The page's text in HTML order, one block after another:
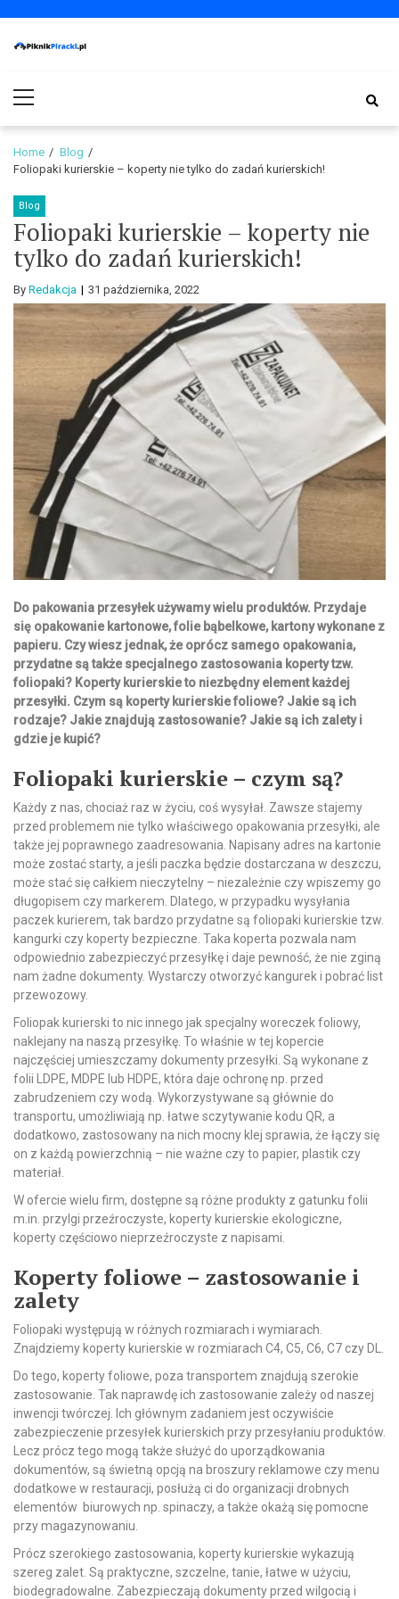
navigation
content
Menu
Home
Blog
Foliopaki kurierskie – koperty nie tylko do zadań kurierskich!
Blog
Foliopaki kurierskie – koperty nie
tylko do zadań kurierskich!
By Redakcja 31 października, 2022
Do pakowania przesyłek używamy wielu produktów. Przydaje
się opakowanie kartonowe, folie bąbelkowe, kartony wykonane z
papieru. Czy wiesz jednak, że oprócz samego opakowania,
przydatne są także specjalnego zastosowania koperty tzw.
foliopaki? Koperty kurierskie to niezbędny element każdej
przesyłki. Czym są koperty kurierskie foliowe? Jakie są ich
rodzaje? Jakie znajdują zastosowanie? Jakie są ich zalety i
gdzie je kupić?
Foliopaki kurierskie – czym są?
Każdy z nas, chociaż raz w życiu, coś wysyłał. Zawsze stajemy
przed problemem nie tylko właściwego opakowania przesyłki, ale
także jej poprawnego zaadresowania. Napisany adres na kartonie
może zostać starty, a jeśli paczka będzie dostarczana w deszczu,
może stać się całkiem nieczytelny – niezależnie czy wpiszemy go
długopisem czy markerem. Dlatego, w przypadku wysyłania
paczek kurierem, tak bardzo przydatne są foliopaki kurierskie tzw.
kangurki czy koperty bezpieczne. Taka koperta pozwala nam
odpowiednio zabezpieczyć przesyłkę i daje pewność, że nie zginą
nam żadne dokumenty. Wystarczy otworzyć kangurek i pobrać list
przewozowy.
Foliopak kurierski to nic innego jak specjalny woreczek foliowy,
naklejany na naszą przesyłkę. To właśnie w tej kopercie
najczęściej umieszczamy dokumenty przesyłki. Są wykonane z
folii LDPE, MDPE lub HDPE, która daje ochronę np. przed
zabrudzeniem czy wodą. Wykorzystywane są głównie do
transportu, umożliwiają np. łatwe sczytywanie kodu QR, a
dodatkowo, zastosowany na nich mocny klej sprawia, że łączy się
on z każdą powierzchnią – nie ważne czy to papier, plastik czy
materiał.
W ofercie wielu firm, dostępne są różne produkty z gatunku folii
m.in. przylgi przeźroczyste, koperty kurierskie ekologiczne,
koperty częściowo nieprzeźroczyste z napisami.
Koperty foliowe – zastosowanie i
zalety
Foliopaki występują w różnych rozmiarach i wymiarach.
Znajdziemy koperty kurierskie w rozmiarach C4, C5, C6, C7 czy DL.
Do tego, koperty foliowe, poza transportem znajdują szerokie
zastosowanie. Tak naprawdę ich zastosowanie zależy od naszej
inwencji twórczej. Ich głównym zadaniem jest oczywiście
zabezpieczenie przesyłek kurierskich przy przesyłaniu produktów.
Lecz prócz tego mogą także służyć do uporządkowania
dokumentów, są świetną opcją na broszury reklamowe czy menu
dodatkowe w restauracji, posłużą ci do organizacji drobnych
elementów biurowych np. spinaczy, a także okażą się pomocne
przy magazynowaniu.
Prócz szerokiego zastosowania, koperty kurierskie wykazują
szereg zalet. Są praktyczne, szczelne, tanie, łatwe w użyciu,
biodegradowalne. Zabezpieczają dokumenty przed wilgocią i